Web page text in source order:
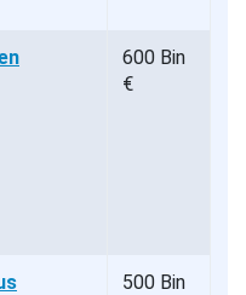
600 Bin
€
500 Bin